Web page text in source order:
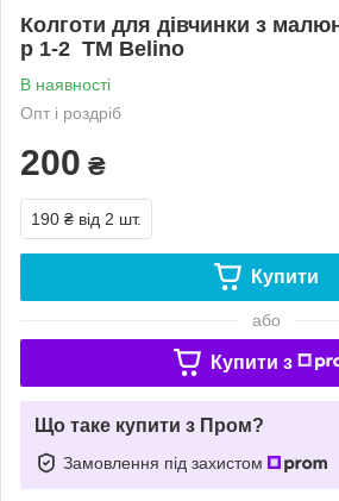
Колготи для дівчинки з
р 1-2 ТМ Belino
В наявності
Опт і роздріб
200 ₴
190 ₴ від 2 шт.
Купити
або
Купити з
Що таке купити з Пром?
Замовлення під захистом